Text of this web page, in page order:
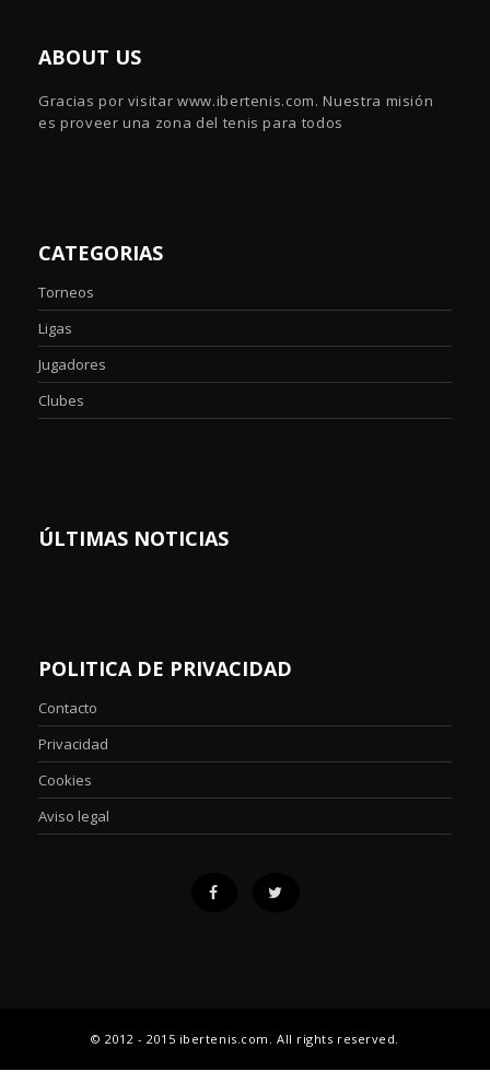
ABOUT US
Gracias por visitar www.ibertenis.com. Nuestra misión
es proveer una zona del tenis para todos
CATEGORIAS
Torneos
Ligas
Jugadores
Clubes
ÚLTIMAS NOTICIAS
POLITICA DE PRIVACIDAD
Contacto
Privacidad
Cookies
Aviso legal
© 2012 - 2015 ibertenis.com. All rights reserved.